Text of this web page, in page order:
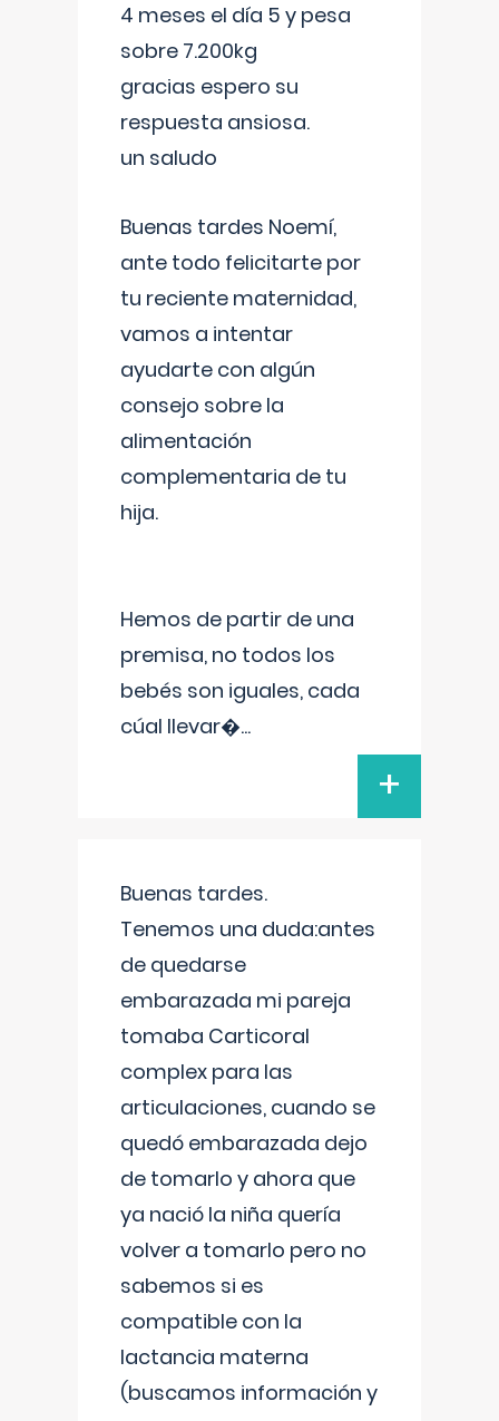
4 meses el día 5 y pesa
sobre 7.200kg
gracias espero su
respuesta ansiosa.
un saludo
Buenas tardes Noemí,
ante todo felicitarte por
tu reciente maternidad,
vamos a intentar
ayudarte con algún
consejo sobre la
alimentación
complementaria de tu
hija.
Hemos de partir de una
premisa, no todos los
bebés son iguales, cada
cúal llevar�...
+
Buenas tardes.
Tenemos una duda:antes
de quedarse
embarazada mi pareja
tomaba Carticoral
complex para las
articulaciones, cuando se
quedó embarazada dejo
de tomarlo y ahora que
ya nació la niña quería
volver a tomarlo pero no
sabemos si es
compatible con la
lactancia materna
(buscamos información y